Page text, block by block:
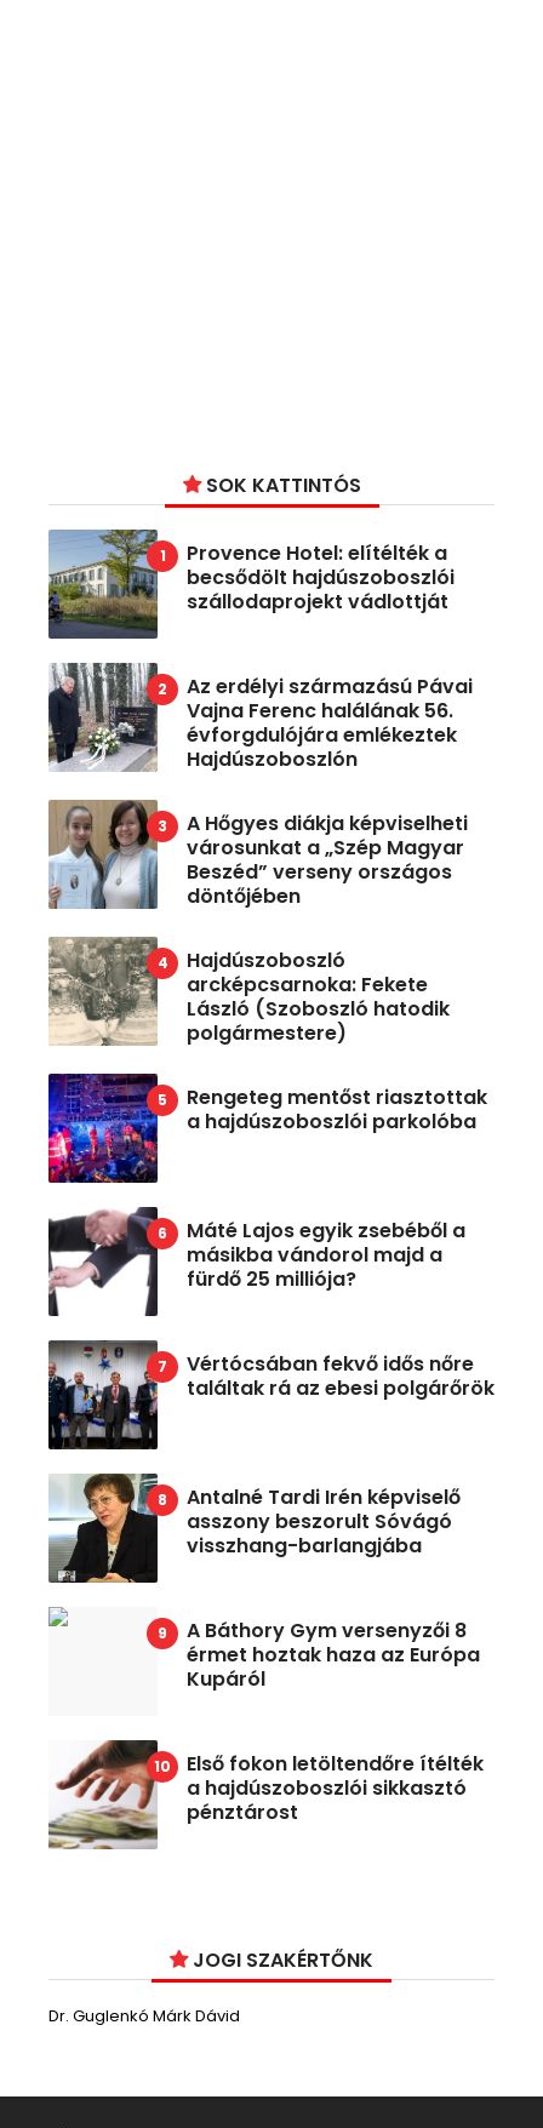
SOK KATTINTÓS
Provence Hotel: elítélték a
becsődölt hajdúszoboszlói
szállodaprojekt vádlottját
Az erdélyi származású Pávai
Vajna Ferenc halálának 56.
évforgdulójára emlékeztek
Hajdúszoboszlón
A Hőgyes diákja képviselheti
városunkat a „Szép Magyar
Beszéd” verseny országos
döntőjében
Hajdúszoboszló
arcképcsarnoka: Fekete
László (Szoboszló hatodik
polgármestere)
Rengeteg mentőst riasztottak
a hajdúszoboszlói parkolóba
Máté Lajos egyik zsebéből a
másikba vándorol majd a
fürdő 25 milliója?
Vértócsában fekvő idős nőre
találtak rá az ebesi polgárőrök
Antalné Tardi Irén képviselő
asszony beszorult Sóvágó
visszhang-barlangjába
A Báthory Gym versenyzői 8
érmet hoztak haza az Európa
Kupáról
Első fokon letöltendőre ítélték
a hajdúszoboszlói sikkasztó
pénztárost
JOGI SZAKÉRTŐNK
Dr. Guglenkó Márk Dávid